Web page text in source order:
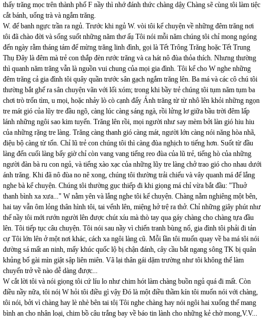
thấy trăng mọc trên thành phố F nầy thì nhớ đánh thức chàng dậỵ Chàng sẽ cùng tôi làm tiệc
cắt bánh, uống trà và ngắm trăng.
W. để banh ngực trần ra ngủ. Trước khi ngủ W. vòi tôi kể chuyện về những đêm trăng nơi
tôi đã chào đời và sống suốt những năm thơ ấụ Tôi nói mỗi năm chúng tôi chỉ mong ngóng
đến ngày rằm tháng tám để mừng trăng linh đình, gọi là Tết Trông Trăng hoặc Tết Trung
Thụ Đây là đêm mà trẻ con thắp đèn rước trăng và ca hát nô đùa thỏa thích. Nhưng thường
thì quanh năm trăng vẫn là nguồn vui chung của mọi gia đình. Tôi kể cho W nghe những
đêm trăng cả gia đình tôi quây quần trước sân gạch ngắm trăng lên. Ba má và các cô chú tôi
thường bắt ghế ra sân chuyện vãn với lối xóm; trong khi bầy trẻ chúng tôi tụm năm tụm ba
chơi trò trốn tìm, u mọi, hoặc nhảy lò cò cạnh đấỵ Ánh trăng từ từ nhô lên khỏi những ngọn
tre mát gió của lũy tre đầu ngõ, càng lúc càng sáng ngà, rồi lửng lơ giữa bầu trời đêm lấp
lánh những ngôi sao kim tuyến. Trăng lên rồi, mọi người như say mèm bởi làn gió hiu hiu
của những rặng tre làng. Trăng càng thanh gió càng mát, người lớn càng nói năng hòa nhã,
điệu bộ càng từ tốn. Chỉ lũ trẻ con chúng tôi thì càng đùa nghịch to tiếng hơn. Suốt từ đầu
làng đến cuối làng bấy giờ chỉ còn vang vang tiếng reo đùa của lũ trẻ, tiếng hò của những
người đàn bà ru con ngủ, và tiếng xào xạc của những lũy tre làng chở trao gió cho nhau dưới
ánh trăng. Khi đã nô đùa no nê xong, chúng tôi thường trải chiếu và vây quanh má để lắng
nghe bà kể chuyện. Chúng tôi thường gục thiếp đi khi giọng má chỉ vừa bắt đầu: "Thuở
thanh bình xa xưa..." W nằm yên và lắng nghe tôi kể chuyện. Chàng nằm nghiêng một bên,
hai tay vẫn ôm lỏng thân hình tôi, tai vểnh lên, miệng hở trệ ra thở. Chỉ những giây phút như
thế nầy tôi mới rướn người lên được chút xíu mà thò tay qua gáy chàng cho chàng tựa đầu
lên. Tôi tiếp tục câu chuyện. Tôi nói sau nầy vì chiến tranh bùng nổ, gia đình tôi phải đi tản
cự Tôi lớn lên ở một nơi khác, cách xa ngôi làng cũ. Mỗi lần tôi muốn quay về ba má tôi nói
đường sá mất an ninh, mấy khúc quốc lộ bị chận đánh, cây cầu bắt ngang sông TK bị quân
khủng bố gài mìn giật sập liên miên. Vã lại thân gái dặm trường như tôi không thể làm
chuyến trở về nào dễ dàng được...
W cắt lời tôi và nói giọng tôi cứ líu lo như chim hót làm chàng buồn ngủ quá đi mất. Còn
điều nầy nữa, tôi nóị W hỏi tôi điều gì vậỵ Đó là một điều thầm kín tôi muốn nói với chàng,
tôi nói, bởi vì chàng hay lè nhè bên tai tôị Tôi nghe chàng hay nói ngôi hai xuống thế mang
bình an cho nhân loại, chim bồ câu trắng bay về báo tin lành cho những kẻ chờ mong,V.V...